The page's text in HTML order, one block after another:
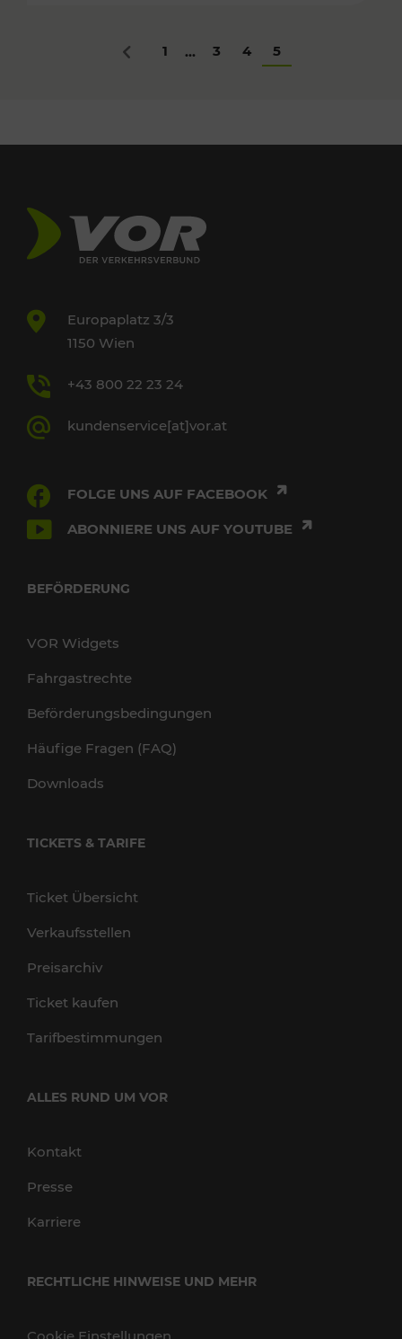
Zurück
1 ... 3 4 5
Europaplatz 3/3
1150 Wien
+43 800 22 23 24
kundenservice[at]vor.at
FOLGE UNS AUF FACEBOOK
ABONNIERE UNS AUF YOUTUBE
BEFÖRDERUNG
VOR Widgets
Fahrgastrechte
Beförderungsbedingungen
Häufige Fragen (FAQ)
Downloads
TICKETS & TARIFE
Ticket Übersicht
Verkaufsstellen
Preisarchiv
Ticket kaufen
Tarifbestimmungen
ALLES RUND UM VOR
Kontakt
Presse
Karriere
RECHTLICHE HINWEISE UND MEHR